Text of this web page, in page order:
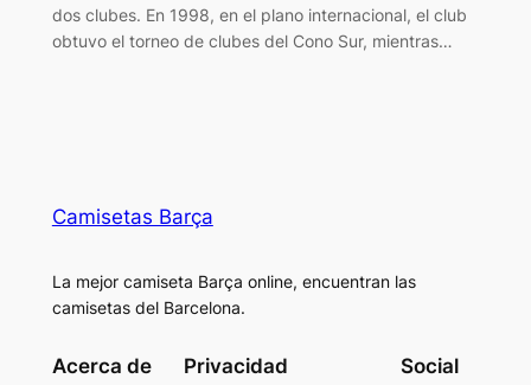
dos clubes. En 1998, en el plano internacional, el club
obtuvo el torneo de clubes del Cono Sur, mientras…
Camisetas Barça
La mejor camiseta Barça online, encuentran las
camisetas del Barcelona.
Acerca de Privacidad Social